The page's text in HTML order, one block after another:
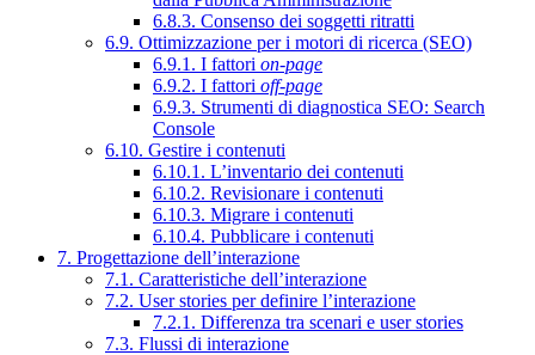
6.8.3. Consenso dei soggetti ritratti
6.9. Ottimizzazione per i motori di ricerca (SEO)
6.9.1. I fattori on-page
6.9.2. I fattori off-page
6.9.3. Strumenti di diagnostica SEO: Search
Console
6.10. Gestire i contenuti
6.10.1. L’inventario dei contenuti
6.10.2. Revisionare i contenuti
6.10.3. Migrare i contenuti
6.10.4. Pubblicare i contenuti
7. Progettazione dell’interazione
7.1. Caratteristiche dell’interazione
7.2. User stories per definire l’interazione
7.2.1. Differenza tra scenari e user stories
7.3. Flussi di interazione